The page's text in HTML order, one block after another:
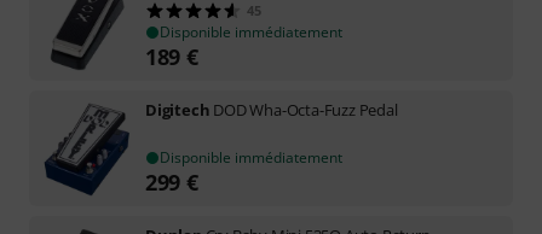
45
Disponible immédiatement
189 €
Digitech DOD Wha-Octa-Fuzz Pedal
Disponible immédiatement
299 €